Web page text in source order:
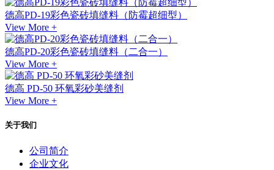
德高PD-19彩色瓷砖填缝料（防霉超细型）
View More +
德高PD-20彩色瓷砖填缝料（二合一）
View More +
德高 PD-50 环氧彩砂美缝剂
View More +
关于我们
公司简介
企业文化